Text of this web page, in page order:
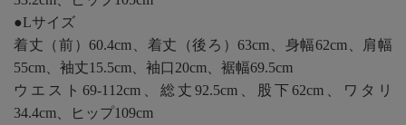
●Lサイズ
着丈（前）60.4cm、着丈（後ろ）63cm、身幅62cm、肩幅
55cm、袖丈15.5cm、袖口20cm、裾幅69.5cm
ウエスト69-112cm、総丈92.5cm、股下62cm、ワタリ
34.4cm、ヒップ109cm